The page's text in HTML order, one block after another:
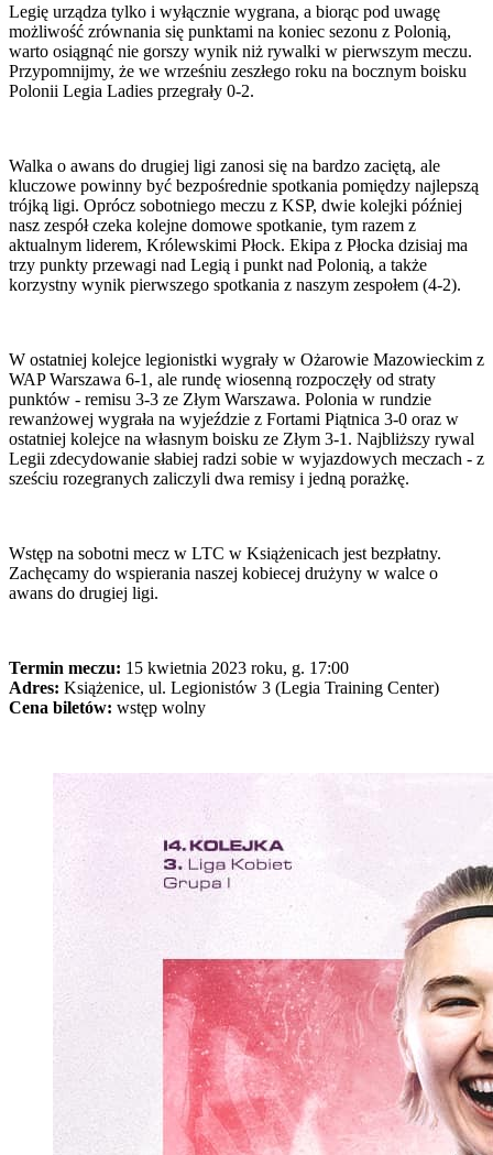
Legię urządza tylko i wyłącznie wygrana, a biorąc pod uwagę
możliwość zrównania się punktami na koniec sezonu z Polonią,
warto osiągnąć nie gorszy wynik niż rywalki w pierwszym meczu.
Przypomnijmy, że we wrześniu zeszłego roku na bocznym boisku
Polonii Legia Ladies przegrały 0-2.
Walka o awans do drugiej ligi zanosi się na bardzo zaciętą, ale
kluczowe powinny być bezpośrednie spotkania pomiędzy najlepszą
trójką ligi. Oprócz sobotniego meczu z KSP, dwie kolejki później
nasz zespół czeka kolejne domowe spotkanie, tym razem z
aktualnym liderem, Królewskimi Płock. Ekipa z Płocka dzisiaj ma
trzy punkty przewagi nad Legią i punkt nad Polonią, a także
korzystny wynik pierwszego spotkania z naszym zespołem (4-2).
W ostatniej kolejce legionistki wygrały w Ożarowie Mazowieckim z
WAP Warszawa 6-1, ale rundę wiosenną rozpoczęły od straty
punktów - remisu 3-3 ze Złym Warszawa. Polonia w rundzie
rewanżowej wygrała na wyjeździe z Fortami Piątnica 3-0 oraz w
ostatniej kolejce na własnym boisku ze Złym 3-1. Najbliższy rywal
Legii zdecydowanie słabiej radzi sobie w wyjazdowych meczach - z
sześciu rozegranych zaliczyli dwa remisy i jedną porażkę.
Wstęp na sobotni mecz w LTC w Książenicach jest bezpłatny.
Zachęcamy do wspierania naszej kobiecej drużyny w walce o
awans do drugiej ligi.
Termin meczu: 15 kwietnia 2023 roku, g. 17:00
Adres: Książenice, ul. Legionistów 3 (Legia Training Center)
Cena biletów: wstęp wolny